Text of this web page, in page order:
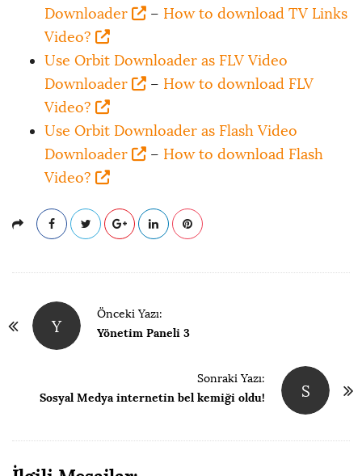
Downloader
– How to download TV Links
Video?
Use Orbit Downloader as FLV Video
Downloader
– How to download FLV
Video?
Use Orbit Downloader as Flash Video
Downloader
– How to download Flash
Video?
a
m
Y
Önceki Yazı:
Yönetim Paneli 3
S
Sonraki Yazı:
Sosyal Medya internetin bel kemiği oldu!